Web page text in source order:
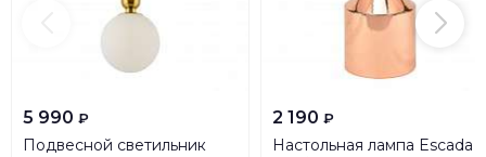
5 990 ₽
Подвесной светильник
2 190 ₽
Настольная лампа Escada